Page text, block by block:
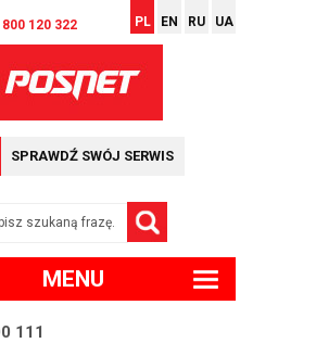
800 120 322 PL EN RU UA
SPRAWDŹ SWÓJ SERWIS
MENU
111